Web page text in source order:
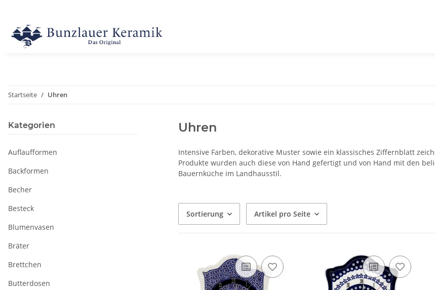
Startseite Uhren
Uhren
Intensive Farben, dekorative Muster sowie ein klassisches Ziffernblatt
Produkte wurden auch diese von Hand gefertigt und von Hand mit den
Bauernküche im Landhausstil.
Sortierung Artikel pro Seite
Kategorien
Auflaufformen
Backformen
Becher
Besteck
Blumenvasen
Bräter
Brettchen
Butterdosen